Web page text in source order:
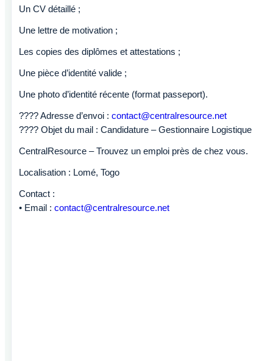
Un CV détaillé ;
Une lettre de motivation ;
Les copies des diplômes et attestations ;
Une pièce d’identité valide ;
Une photo d’identité récente (format passeport).
???? Adresse d’envoi : contact@centralresource.net
???? Objet du mail : Candidature – Gestionnaire Logistique
CentralResource – Trouvez un emploi près de chez vous.
Localisation : Lomé, Togo
Contact :
• Email : contact@centralresource.net